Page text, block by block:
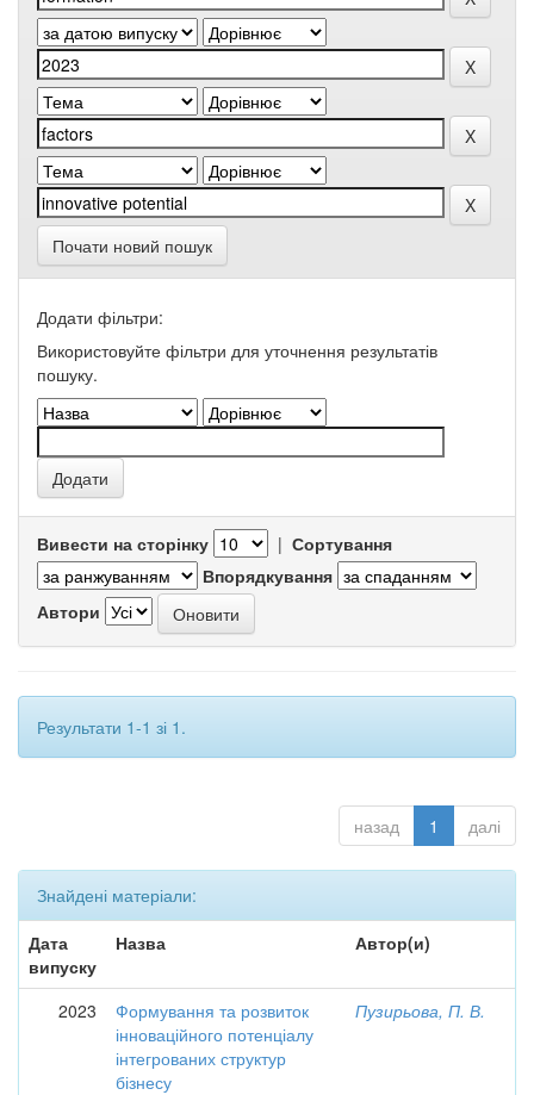
Почати новий пошук
Додати фільтри:
Використовуйте фільтри для уточнення результатів
пошуку.
Вивести на сторінку | Сортування
Впорядкування
Автори
Результати 1-1 зі 1.
назад 1 далі
Знайдені матеріали:
Дата
випуску
Назва Автор(и)
2023
Формування та розвиток
інноваційного потенціалу
інтегрованих структур
бізнесу
Пузирьова, П. В.